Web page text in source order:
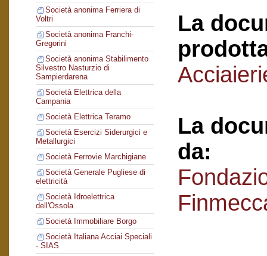
Società anonima Ferriera di
Voltri
Società anonima Franchi-
Gregorini
Società anonima Stabilimento
Silvestro Nasturzio di
Sampierdarena
Società Elettrica della
Campania
Società Elettrica Teramo
Società Esercizi Siderurgici e
Metallurgici
Società Ferrovie Marchigiane
Società Generale Pugliese di
elettricità
Società Idroelettrica
dell'Ossola
Società Immobiliare Borgo
Società Italiana Acciai Speciali
- SIAS
La
La
da: